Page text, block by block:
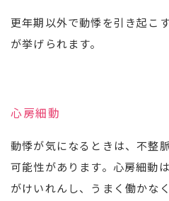
更年期以外で動悸を引き起こ
が挙げられます。
心房細動
動悸が気になるときは、不整
可能性があります。心房細動
がけいれんし、うまく働かな